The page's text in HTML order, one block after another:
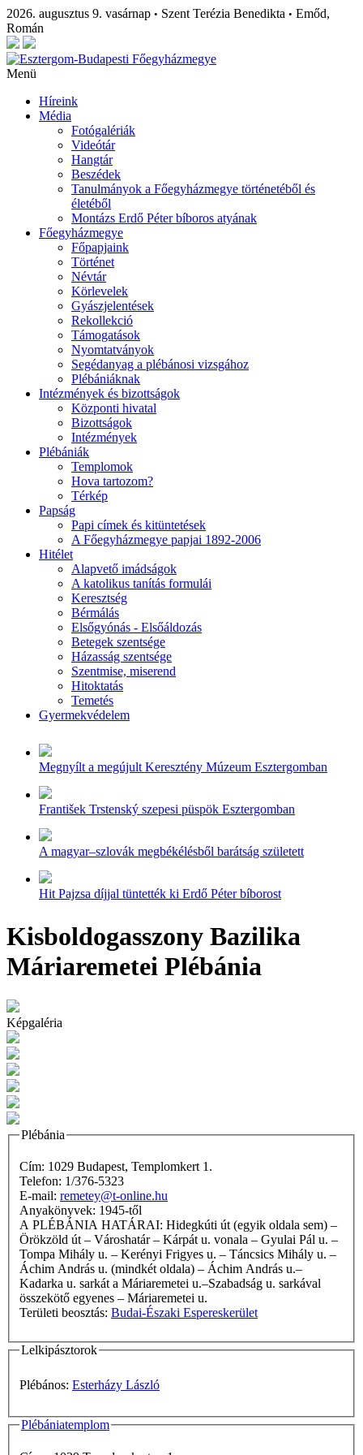
2026. augusztus 9. vasárnap • Szent Terézia Benedikta • Emőd,
Román
Menü
Híreink
Média
Fotógalériák
Videótár
Hangtár
Beszédek
Tanulmányok a Főegyházmegye történetéből és
életéből
Montázs Erdő Péter bíboros atyának
Főegyházmegye
Főpapjaink
Történet
Névtár
Körlevelek
Gyászjelentések
Rekollekció
Támogatások
Nyomtatványok
Segédanyag a plébánosi vizsgához
Plébániáknak
Intézmények és bizottságok
Központi hivatal
Bizottságok
Intézmények
Plébániák
Templomok
Hova tartozom?
Térkép
Papság
Papi címek és kitüntetések
A Főegyházmegye papjai 1892-2006
Hitélet
Alapvető imádságok
A katolikus tanítás formulái
Keresztség
Bérmálás
Elsőgyónás - Elsőáldozás
Betegek szentsége
Házasság szentsége
Szentmise, miserend
Hitoktatás
Temetés
Gyermekvédelem
Megnyílt a megújult Keresztény Múzeum Esztergomban
František Trstenský szepesi püspök Esztergomban
A magyar–szlovák megbékélésből barátság született
Hit Pajzsa díjjal tüntették ki Erdő Péter bíborost
Kisboldogasszony Bazilika
Máriaremetei Plébánia
Képgaléria
Plébánia
Cím: 1029 Budapest, Templomkert 1.
Telefon: 1/376-5323
E-mail: remetey@t-online.hu
Anyakönyvek: 1945-től
A PLÉBÁNIA HATÁRAI: Hidegkúti út (egyik oldala sem) –
Örökzöld út – Városhatár – Kárpát u. vonala – Gyulai Pál u. –
Tompa Mihály u. – Kerényi Frigyes u. – Táncsics Mihály u. –
Áchim András u. (mindkét oldala) – Áchim András u.–
Kadarka u. sarkát a Máriaremetei u.–Szabadság u. sarkával
összekötő egyenes – Máriaremetei u.
Területi beosztás: Budai-Északi Espereskerület
Lelkipásztorok
Plébános: Esterházy László
Plébániatemplom